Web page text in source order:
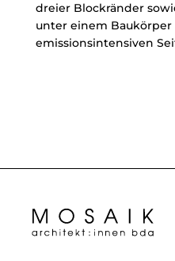
dreier Blockränder
unter einem Baukörper
emissionsintensiven